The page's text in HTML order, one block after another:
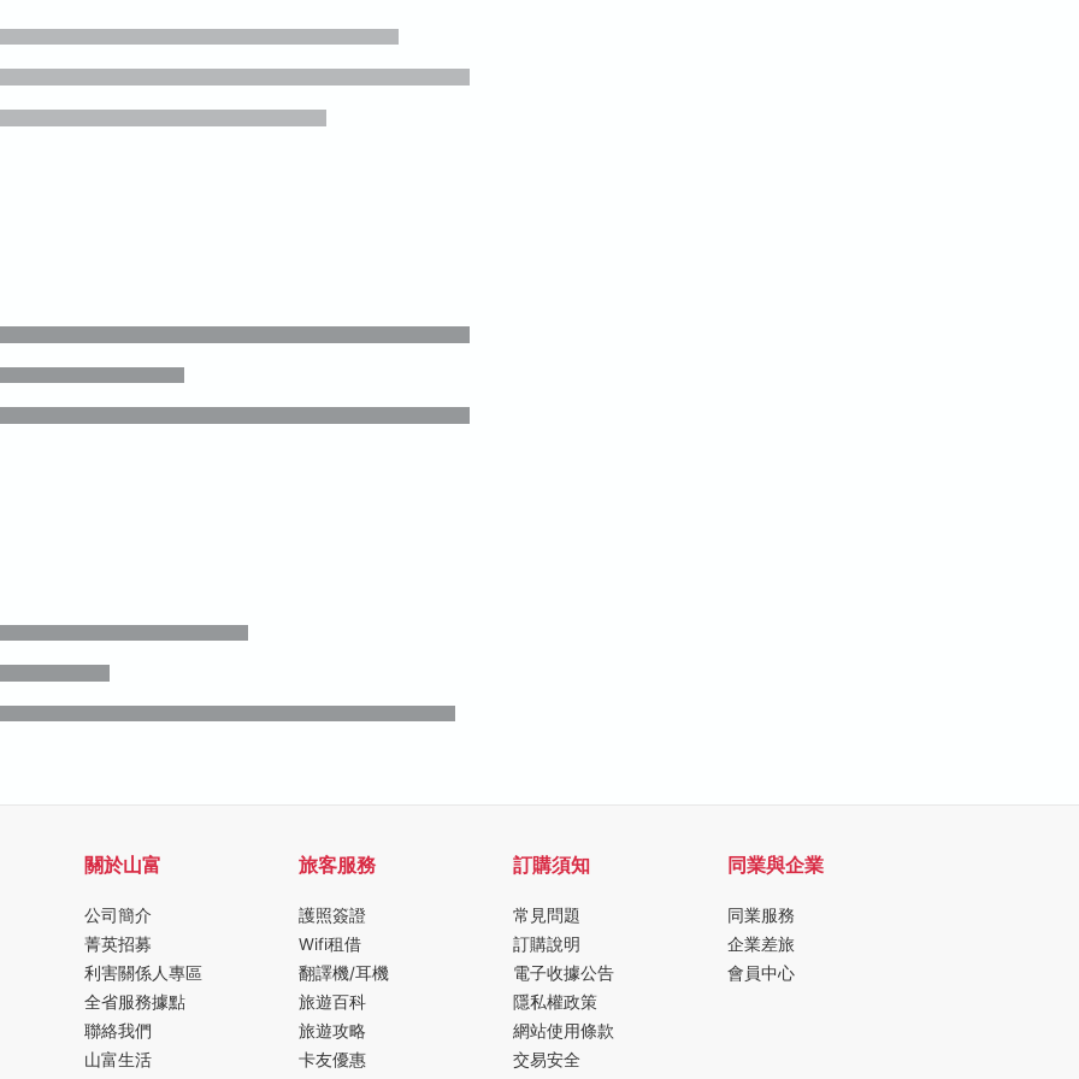
關於山富
公司簡介
菁英招募
利害關係人專區
全省服務據點
聯絡我們
山富生活
旅客服務
護照簽證
Wifi租借
翻譯機/耳機
旅遊百科
旅遊攻略
卡友優惠
訂購須知
常見問題
訂購說明
電子收據公告
隱私權政策
網站使用條款
交易安全
同業與企業
同業服務
企業差旅
會員中心